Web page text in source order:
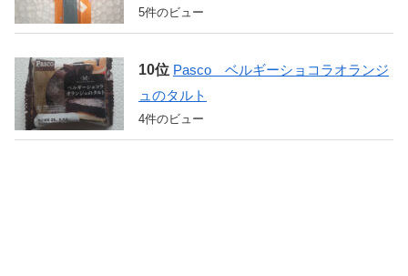
5件のビュー
Pasco ベルギーショコラオランジ
ュのタルト
4件のビュー